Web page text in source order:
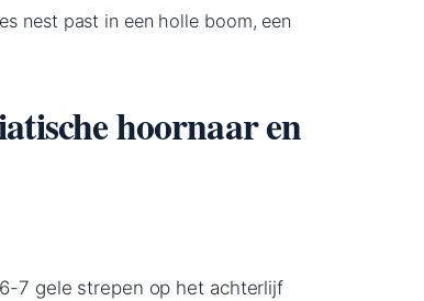
nest past in een holle boom, een
hoornaar en
7 gele strepen op het achterlijf